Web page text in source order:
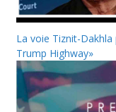
La voie Tiznit-
Trump Highway»